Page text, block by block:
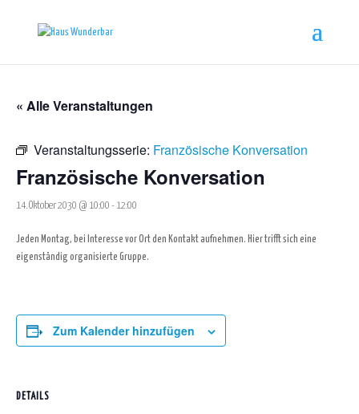
« Alle Veranstaltungen
Veranstaltungsserie: Französische Konversation
Französische Konversation
14. Oktober 2030 @ 10:00 - 12:00
Jeden Montag, bei Interesse vor Ort den Kontakt aufnehmen. Hier trifft sich eine
eigenständig organisierte Gruppe.
Zum Kalender hinzufügen
DETAILS